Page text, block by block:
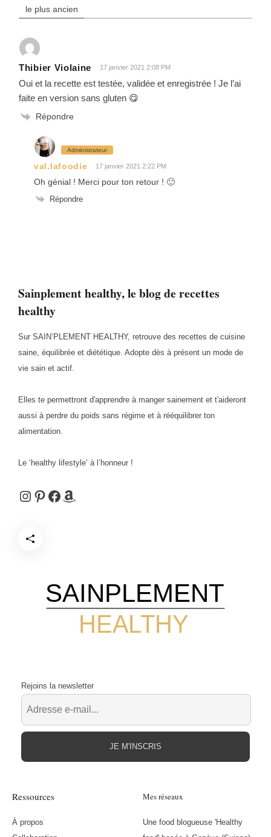
Sainplement healthy, le blog de recettes
healthy
Sur SAIN’PLEMENT HEALTHY, retrouve des recettes de cuisine
saine, équilibrée et diététique. Adopte dès à présent un mode de
vie sain et actif.
Elles te permettront d'apprendre à manger sainement et t'aideront
aussi à perdre du poids sans régime et à rééquilibrer ton
alimentation.
Le ‘healthy lifestyle’ à l’honneur !
Instagram
Pinterest
Facebook
Amazon
le plus ancien
Thibier Violaine 17 janvier 2021 2:08 PM
Oui et la recette est testée, validée et enregistrée ! Je l’ai
faite en version sans gluten 😋
Répondre
Administrateur
val.lafoodie 17 janvier 2021 2:22 PM
Oh génial ! Merci pour ton retour ! 🙂
Répondre
HEALTHY
SAINPLEMENT
Ressources
À propos
Mes réseaux
Une food blogueuse 'Healthy
Rejoins la newsletter
JE M'INSCRIS